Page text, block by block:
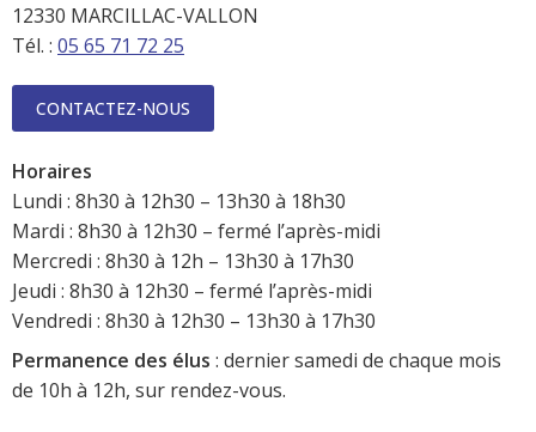
12330 MARCILLAC-VALLON
Tél. : 05 65 71 72 25
CONTACTEZ-NOUS
Horaires
Lundi : 8h30 à 12h30 – 13h30 à 18h30
Mardi : 8h30 à 12h30 – fermé l’après-midi
Mercredi : 8h30 à 12h – 13h30 à 17h30
Jeudi : 8h30 à 12h30 – fermé l’après-midi
Vendredi : 8h30 à 12h30 – 13h30 à 17h30
Permanence des élus : dernier samedi de chaque mois
de 10h à 12h, sur rendez-vous.